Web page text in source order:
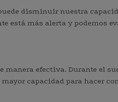
disminuir nuestra
está más alerta y podemos
efectiva. Durante el
capacidad para hacer